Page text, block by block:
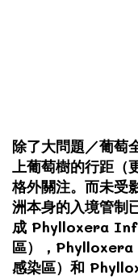
除了大問題／葡萄
上葡萄樹的行距（
格外關注。而未受
洲本身的入境管制
成 Phylloxera
區），
感染區）和